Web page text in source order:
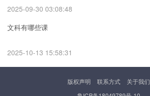
2025-09-30 03:08:48
文科有哪些课
2025-10-13 15:58:31
版权声明 联系方式
关于我们